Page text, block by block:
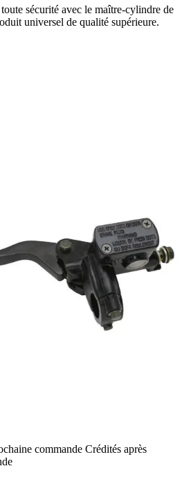
sécurité avec le maître-cylindre de
universel de qualité supérieure.
commande Crédités après